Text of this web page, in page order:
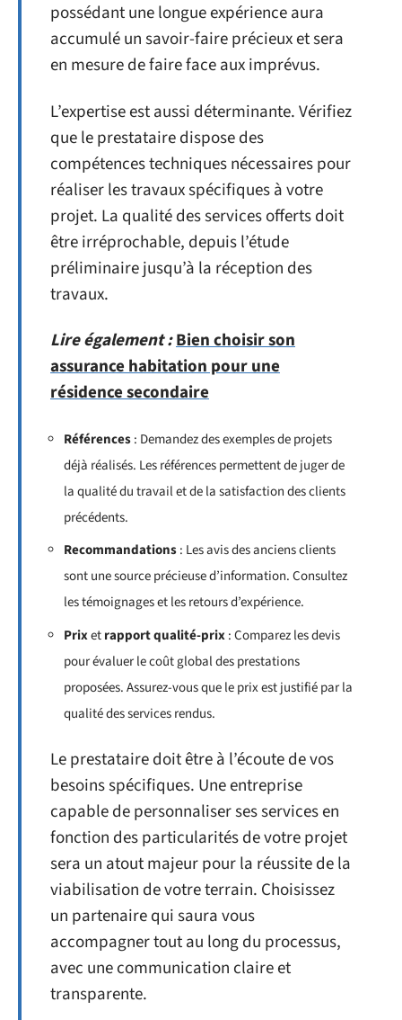
possédant une longue expérience aura
accumulé un savoir-faire précieux et sera
en mesure de faire face aux imprévus.
L’expertise est aussi déterminante. Vérifiez
que le prestataire dispose des
compétences techniques nécessaires pour
réaliser les travaux spécifiques à votre
projet. La qualité des services offerts doit
être irréprochable, depuis l’étude
préliminaire jusqu’à la réception des
travaux.
Lire également :Bien choisir son
assurance habitation pour une
résidence secondaire
Références: Demandez des exemples de projets
déjà réalisés. Les références permettent de juger de
la qualité du travail et de la satisfaction des clients
précédents.
Recommandations: Les avis des anciens clients
sont une source précieuse d’information. Consultez
les témoignages et les retours d’expérience.
Prixetrapport qualité-prix: Comparez les devis
pour évaluer le coût global des prestations
proposées. Assurez-vous que le prix est justifié par la
qualité des services rendus.
Le prestataire doit être à l’écoute de vos
besoins spécifiques. Une entreprise
capable de personnaliser ses services en
fonction des particularités de votre projet
sera un atout majeur pour la réussite de la
viabilisation de votre terrain. Choisissez
un partenaire qui saura vous
accompagner tout au long du processus,
avec une communication claire et
transparente.